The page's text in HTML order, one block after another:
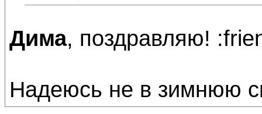
Дима, поздравляю!
Надеюсь не в зимнюю